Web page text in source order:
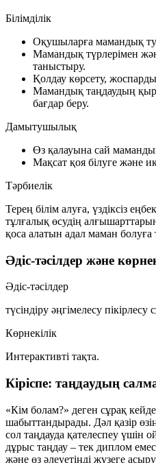
Білімділік
Оқушыларға мамандық
Мамандық түрлерімен
таныстыру.
Қолдау көрсету,
Мамандық таңдаудың
бағдар беру.
Дамытушылық
Өз қалауына сай
Мақсат қоя білуге және
Тәрбиелік
Терең білім алуға, үздіксіз
тұлғалық өсудің
қоса алатын адал маман болуға
Әдіс-тәсілдер және
Әдіс-тәсілдер
түсіндіру әңгімелесу пікірлесу
Көрнекілік
Интерактивті тақта.
Кіріспе: таңдаудың
«Кім болам?» деген сұрақ
шабыттандырады. Дәл қазір
сол таңдауда қателеспеу үшін
дұрыс таңдау – тек диплом
және өз әлеуетіңді жүзеге